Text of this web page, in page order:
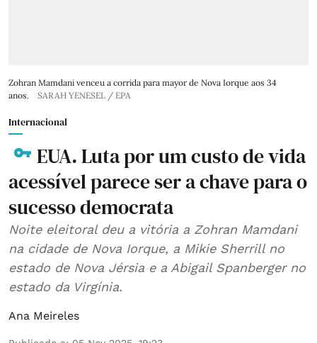
Zohran Mamdani venceu a corrida para mayor de Nova Iorque aos 34
anos.
SARAH YENESEL / EPA
Internacional
EUA. Luta por um custo de vida
acessível parece ser a chave para o
sucesso democrata
Noite eleitoral deu a vitória a Zohran Mamdani
na cidade de Nova Iorque, a Mikie Sherrill no
estado de Nova Jérsia e a Abigail Spanberger no
estado da Virgínia.
Ana Meireles